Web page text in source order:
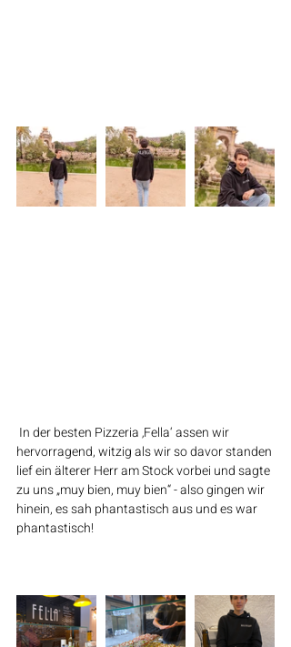
hervorragend, witzig als wir so davor standen
lief ein älterer Herr am Stock vorbei und sagte
zu uns „muy bien, muy bien“ - also gingen wir
hinein, es sah phantastisch aus und es war
phantastisch!